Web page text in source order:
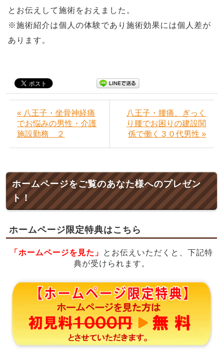
とお伝えして施術をおえました。
※施術紹介は個人の体験であり施術効果には個人差が
あります。
« 八王子・坐骨神経痛
でお悩みの男性・介護
施設勤務 ２
八王子・腰痛、ぎっく
り腰でお困りの建設関
係で働く３０代男性 »
ホームページをご覧のあなた様へのプレゼン
ト！
ホームページ限定特典はこちら
「ホームページを見た」
とお伝えいただくと、下記特
典が受けられます。